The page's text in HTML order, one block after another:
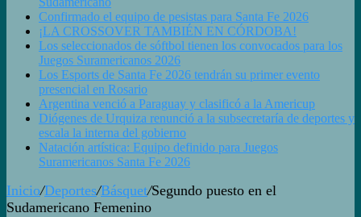
Confirmado el equipo de pesistas para Santa Fe 2026
¡LA CROSSOVER TAMBIÉN EN CÓRDOBA!
Los seleccionados de sóftbol tienen los convocados para los
Juegos Suramericanos 2026
Los Esports de Santa Fe 2026 tendrán su primer evento
presencial en Rosario
Argentina venció a Paraguay y clasificó a la Americup
Diógenes de Urquiza renunció a la subsecretaría de deportes y
escala la interna del gobierno
Natación artística: Equipo definido para Juegos
Suramericanos Santa Fe 2026
Inicio/Deportes/Básquet/Segundo puesto en el
Sudamericano Femenino